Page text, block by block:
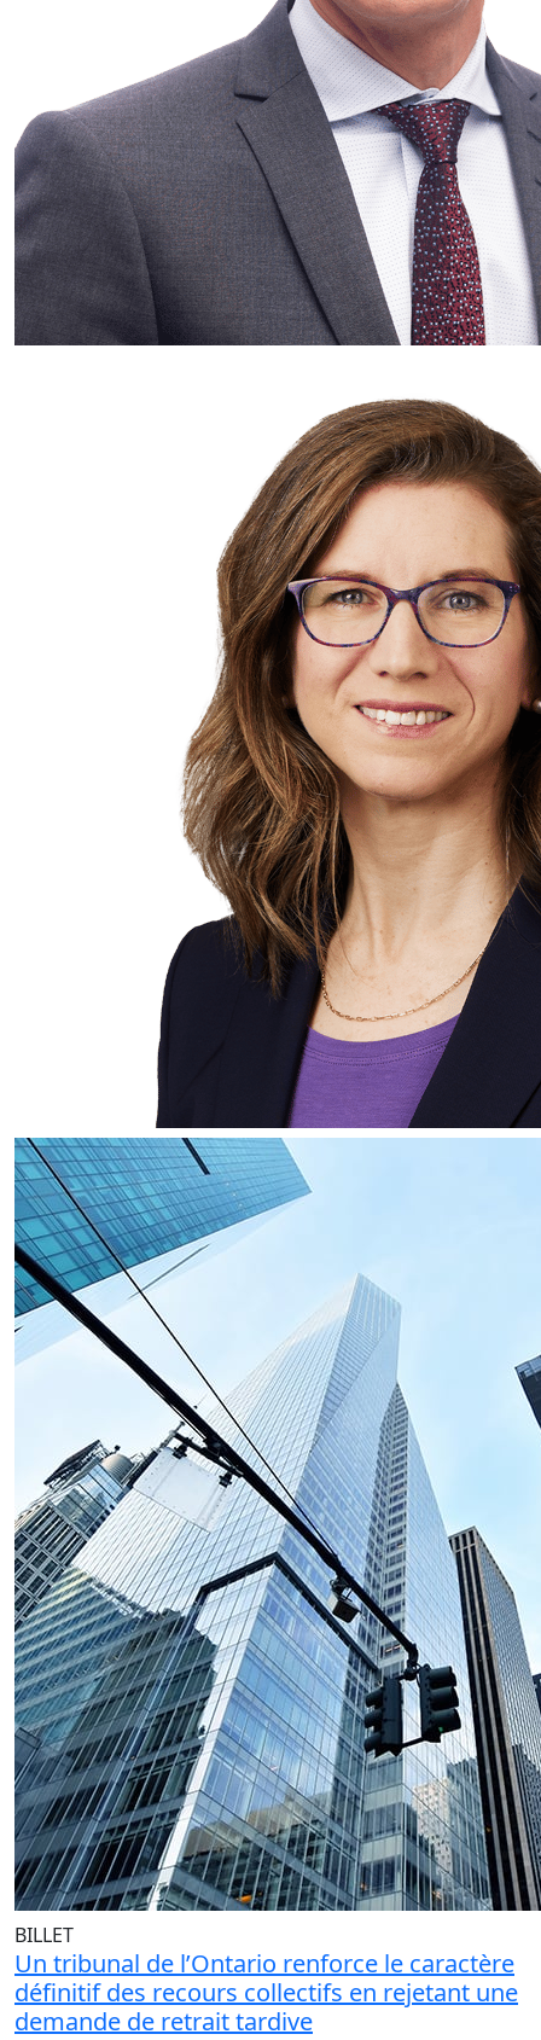
BILLET
Un tribunal de l’Ontario renforce le caractère
définitif des recours collectifs en rejetant une
demande de retrait tardive